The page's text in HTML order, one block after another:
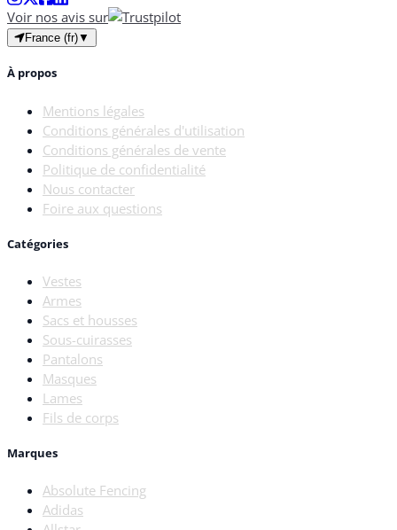
Voir nos avis sur
France (fr)▼
À propos
Mentions légales
Conditions générales d'utilisation
Conditions générales de vente
Politique de confidentialité
Nous contacter
Foire aux questions
Catégories
Vestes
Armes
Sacs et housses
Sous-cuirasses
Pantalons
Masques
Lames
Fils de corps
Marques
Absolute Fencing
Adidas